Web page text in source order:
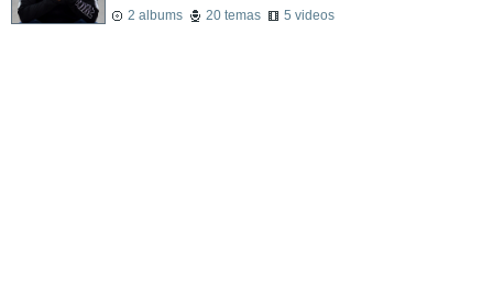
2 albums 20 temas 5 videos